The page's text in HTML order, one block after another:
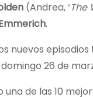
(Andrea, ‘The
.
nuevos
26 de
una de las 10